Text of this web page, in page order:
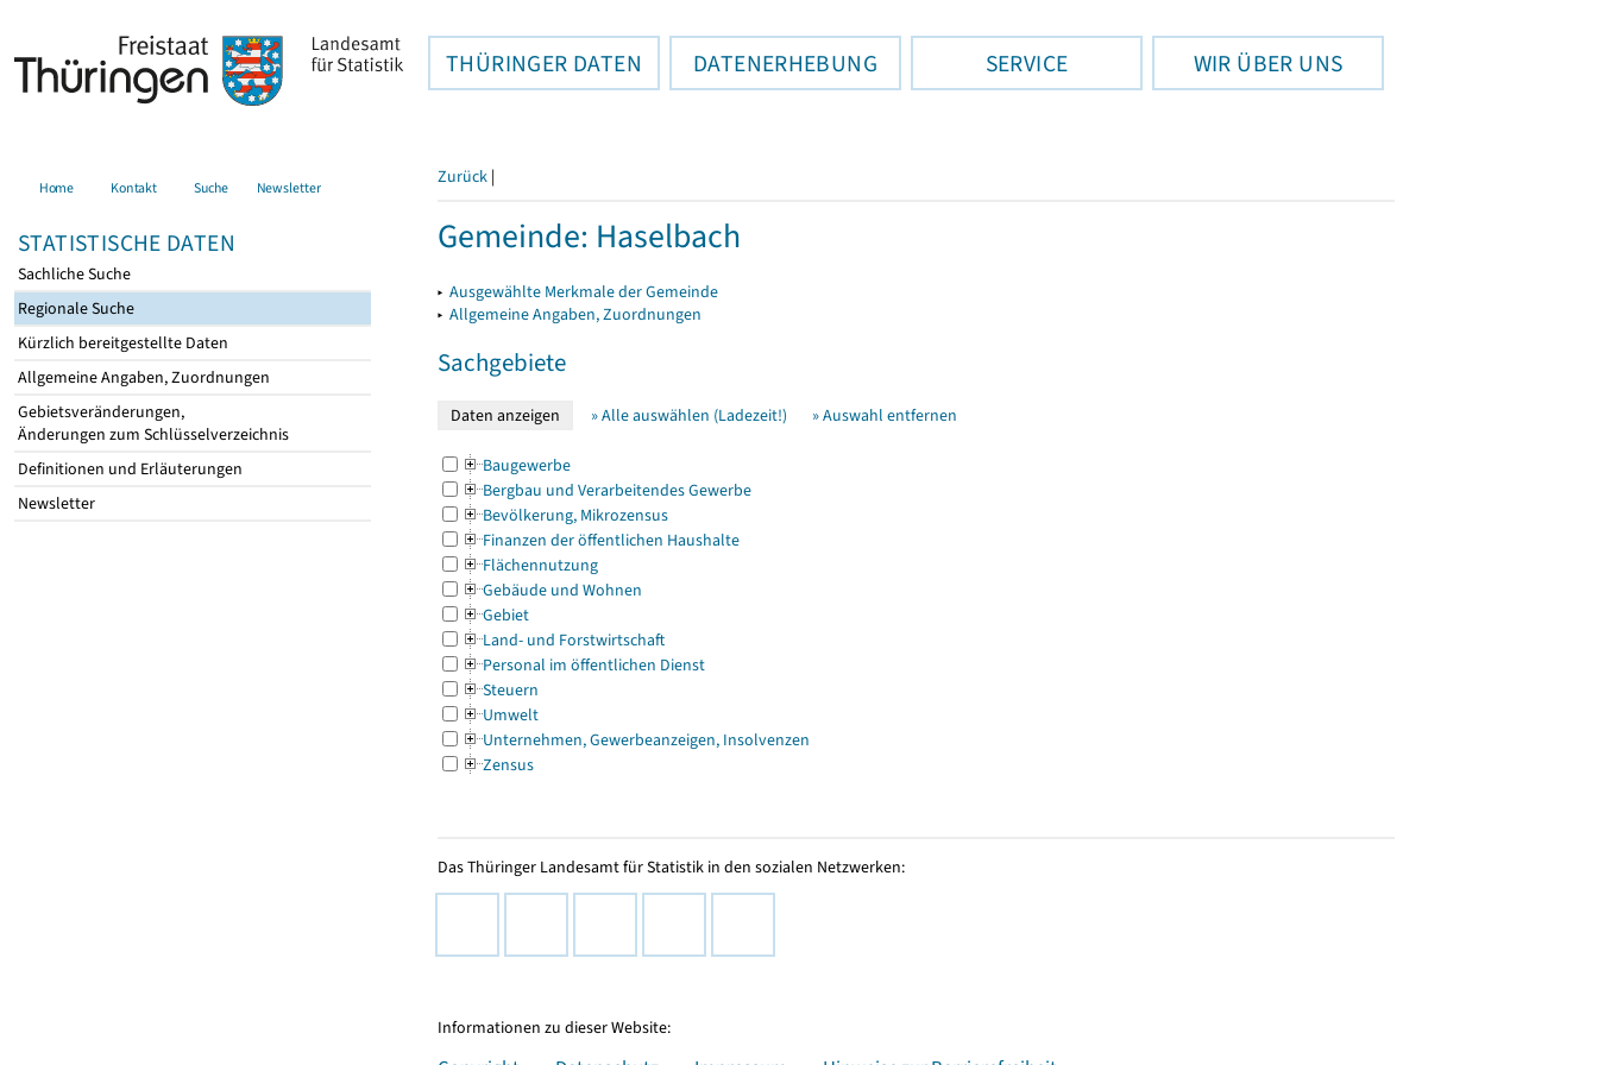
THÜRINGER DATEN DATENERHEBUNG SERVICE WIR ÜBER UNS
Home Kontakt Suche Newsletter
STATISTISCHE DATEN
Sachliche Suche
Regionale Suche
Kürzlich bereitgestellte Daten
Allgemeine Angaben, Zuordnungen
Gebietsveränderungen,
Änderungen zum Schlüsselverzeichnis
Definitionen und Erläuterungen
Newsletter
Zurück |
Gemeinde: Haselbach
▸ Ausgewählte Merkmale der Gemeinde
▸ Allgemeine Angaben, Zuordnungen
Sachgebiete
» Alle auswählen (Ladezeit!) » Auswahl entfernen
Baugewerbe
Bergbau und Verarbeitendes Gewerbe
Bevölkerung, Mikrozensus
Finanzen der öffentlichen Haushalte
Flächennutzung
Gebäude und Wohnen
Gebiet
Land- und Forstwirtschaft
Personal im öffentlichen Dienst
Steuern
Umwelt
Unternehmen, Gewerbeanzeigen, Insolvenzen
Zensus
Das Thüringer Landesamt für Statistik in den sozialen Netzwerken:
Informationen zu dieser Website: